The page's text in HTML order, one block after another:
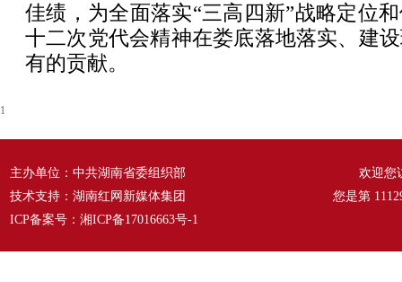
佳绩，为全面落实“三高四新”战略定位
十二次党代会精神在娄底落地落实、建
有的贡献。
1
主办单位：中共湖南省委组织部
技术支持：湖南红网新媒体集团
ICP备案号： 湘ICP备17016663号-1
欢迎您
您是第